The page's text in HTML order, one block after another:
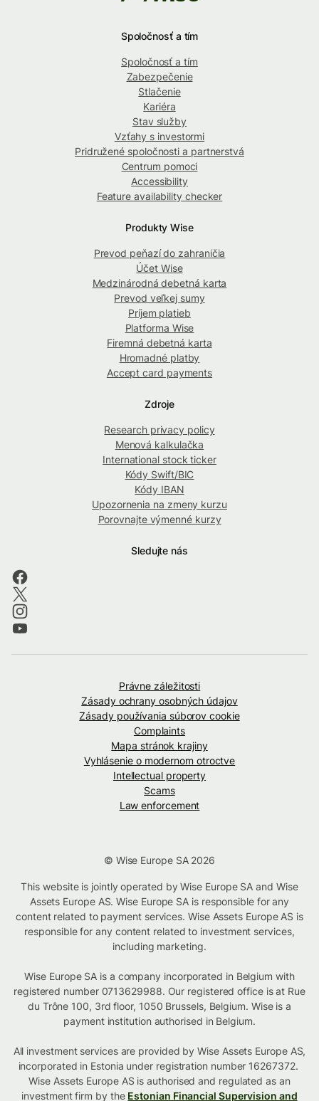
Spoločnosť a tím
Spoločnosť a tím
Zabezpečenie
Stlačenie
Kariéra
Stav služby
Vzťahy s investormi
Pridružené spoločnosti a partnerstvá
Centrum pomoci
Accessibility
Feature availability checker
Produkty Wise
Prevod peňazí do zahraničia
Účet Wise
Medzinárodná debetná karta
Prevod veľkej sumy
Príjem platieb
Platforma Wise
Firemná debetná karta
Hromadné platby
Accept card payments
Zdroje
Research privacy policy
Menová kalkulačka
International stock ticker
Kódy Swift/BIC
Kódy IBAN
Upozornenia na zmeny kurzu
Porovnajte výmenné kurzy
Sledujte nás
Právne záležitosti
Zásady ochrany osobných údajov
Zásady používania súborov cookie
Complaints
Mapa stránok krajiny
Vyhlásenie o modernom otroctve
Intellectual property
Scams
Law enforcement
© Wise Europe SA 2026
This website is jointly operated by Wise Europe SA and Wise
Assets Europe AS. Wise Europe SA is responsible for any
content related to payment services. Wise Assets Europe AS is
responsible for any content related to investment services,
including marketing.
Wise Europe SA is a company incorporated in Belgium with
registered number 0713629988. Our registered office is at Rue
du Trône 100, 3rd floor, 1050 Brussels, Belgium. Wise is a
payment institution authorised in Belgium.
All investment services are provided by Wise Assets Europe AS,
incorporated in Estonia under registration number 16267372.
Wise Assets Europe AS is authorised and regulated as an
investment firm by the Estonian Financial Supervision and